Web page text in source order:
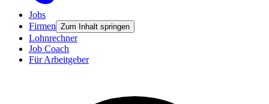
Jobs
Firmen Zum Inhalt springen
Lohnrechner
Job Coach
Für Arbeitgeber